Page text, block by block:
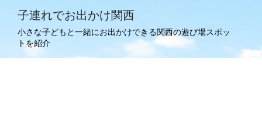
子連れでお出かけ関西
小さな子どもと一緒にお出かけできる関西の遊び場スポッ
トを紹介